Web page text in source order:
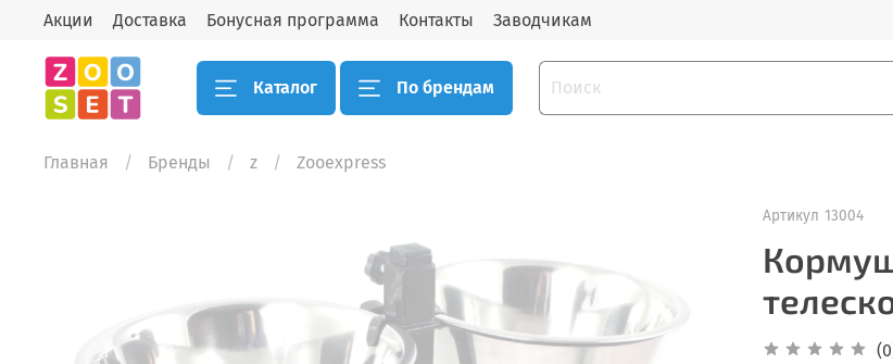
Акции Доставка Бонусная программа Контакты Заводчикам
Каталог По брендам
Главная Бренды z Zooexpress
Артикул 13004